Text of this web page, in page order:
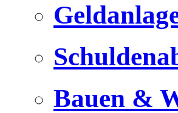
Bauen &